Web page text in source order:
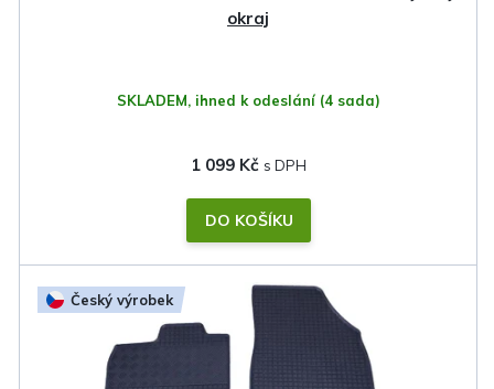
okraj
SKLADEM, ihned k odeslání (4 sada)
1 099 Kč
DO KOŠÍKU
Český výrobek